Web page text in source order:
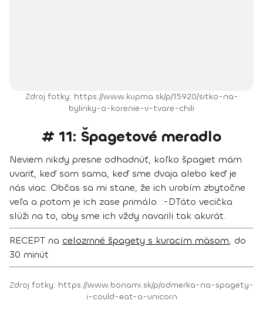
Zdroj fotky: https://www.kupma.sk/p/15920/sitko-na-
bylinky-a-korenie-v-tvare-chili
# 11: Špagetové meradlo
Neviem nikdy presne odhadnúť, koľko špagiet mám
uvariť, keď som sama, keď sme dvaja alebo keď je
nás viac. Občas sa mi stane, že ich urobím zbytočne
veľa a potom je ich zase primálo. :-DTáto vecička
slúži na to, aby sme ich vždy navarili tak akurát.
RECEPT na celozrnné špagety s kuracím mäsom, do
30 minút
Zdroj fotky: https://www.bonami.sk/p/odmerka-na-spagety-
i-could-eat-a-unicorn